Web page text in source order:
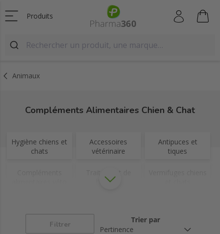
Produits
Animaux
Compléments Alimentaires Chien & Chat
Hygiène chiens et
chats
Accessoires
vétérinaire
Antipuces et
tiques
l'habitat
animaux
et chiens
Filtrer
Trier par